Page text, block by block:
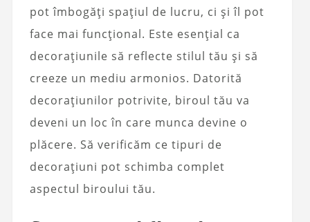
pot îmbogăți spațiul de lucru, ci și îl pot
face mai funcțional. Este esențial ca
decorațiunile să reflecte stilul tău și să
creeze un mediu armonios. Datorită
decorațiunilor potrivite, biroul tău va
deveni un loc în care munca devine o
plăcere. Să verificăm ce tipuri de
decorațiuni pot schimba complet
aspectul biroului tău.